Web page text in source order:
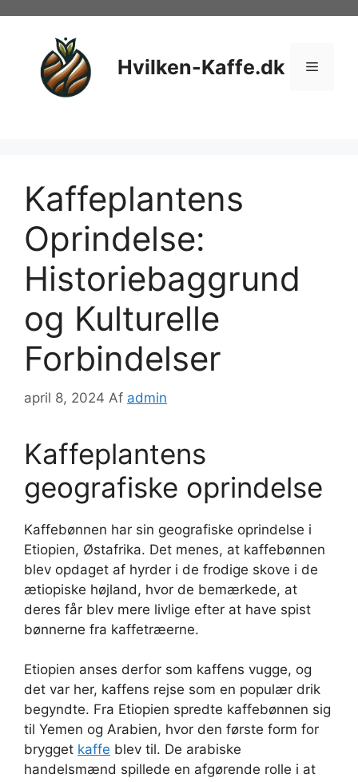
Hvilken-Kaffe.dk Menu
Kaffeplantens
Oprindelse:
Historiebaggrund
og Kulturelle
Forbindelser
april 8, 2024 Af admin
Kaffeplantens
geografiske oprindelse
Kaffebønnen har sin geografiske oprindelse i
Etiopien, Østafrika. Det menes, at kaffebønnen
blev opdaget af hyrder i de frodige skove i de
ætiopiske højland, hvor de bemærkede, at
deres får blev mere livlige efter at have spist
bønnerne fra kaffetræerne.
Etiopien anses derfor som kaffens vugge, og
det var her, kaffens rejse som en populær drik
begyndte. Fra Etiopien spredte kaffebønnen sig
til Yemen og Arabien, hvor den første form for
brygget kaffe blev til. De arabiske
handelsmænd spillede en afgørende rolle i at